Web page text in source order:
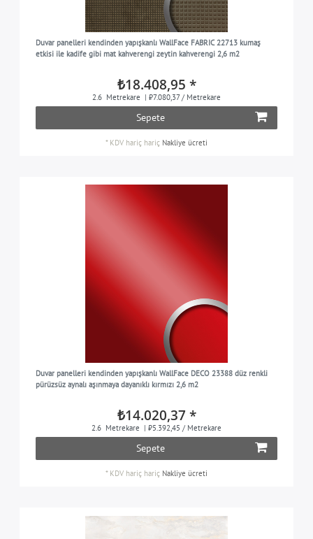
Duvar panelleri kendinden yapışkanlı WallFace FABRIC 22713 kumaş
etkisi ile kadife gibi mat kahverengi zeytin kahverengi 2,6 m2
₺18.408,95 *
2.6 Metrekare | ₺7.080,37 / Metrekare
Sepete
* KDV hariç hariç Nakliye ücreti
Duvar panelleri kendinden yapışkanlı WallFace DECO 23388 düz renkli
pürüzsüz aynalı aşınmaya dayanıklı kırmızı 2,6 m2
₺14.020,37 *
2.6 Metrekare | ₺5.392,45 / Metrekare
Sepete
* KDV hariç hariç Nakliye ücreti